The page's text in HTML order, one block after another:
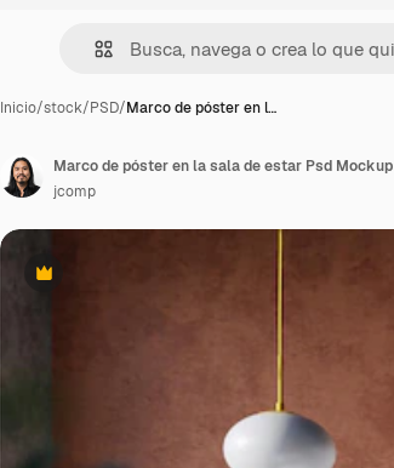
Inicio/stock/PSD/Marco de póster en l…
Premium
Marco de póster en la sala de estar Psd Mockup
jcomp